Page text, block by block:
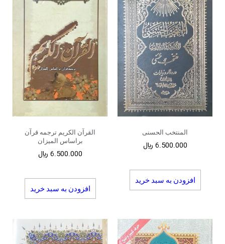
المنتخب الحسنی
6.500.000 ﷼
افزودن به سبد خرید
القرآن الکریم ترجمه قرآن
براساس المیزان
6.500.000 ﷼
افزودن به سبد خرید